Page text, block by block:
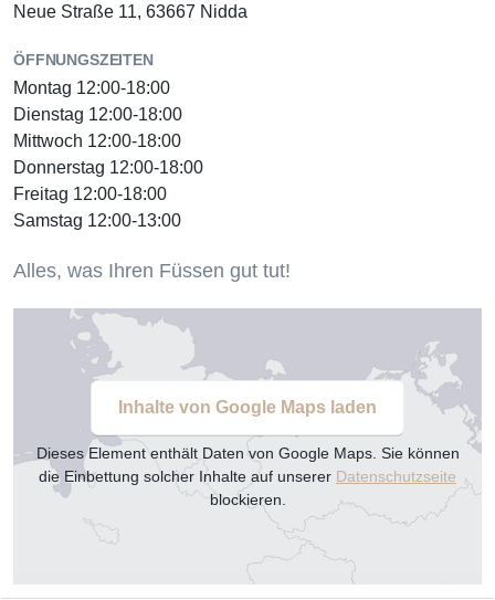
Neue Straße 11, 63667 Nidda
ÖFFNUNGSZEITEN
Montag 12:00-18:00
Dienstag 12:00-18:00
Mittwoch 12:00-18:00
Donnerstag 12:00-18:00
Freitag 12:00-18:00
Samstag 12:00-13:00
Alles, was Ihren Füssen gut tut!
Inhalte von Google Maps laden
Dieses Element enthält Daten von Google Maps. Sie können
die Einbettung solcher Inhalte auf unserer Datenschutzseite
blockieren.